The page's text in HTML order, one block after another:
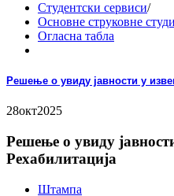
Студентски сервиси/
Основне струковне
Огласна табла
Решење о увиду јавности у
28окт2025
Решење о увиду
Рехабилитација
Штампа